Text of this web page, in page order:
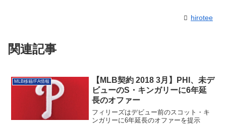
hirotee
関連記事
MLB移籍/FA情報
【MLB契約 2018 3月】PHI、未デ
ビューのS・キンガリーに6年延
長のオファー
フィリーズはデビュー前のスコット・キ
ンガリーに6年延長のオファーを提示